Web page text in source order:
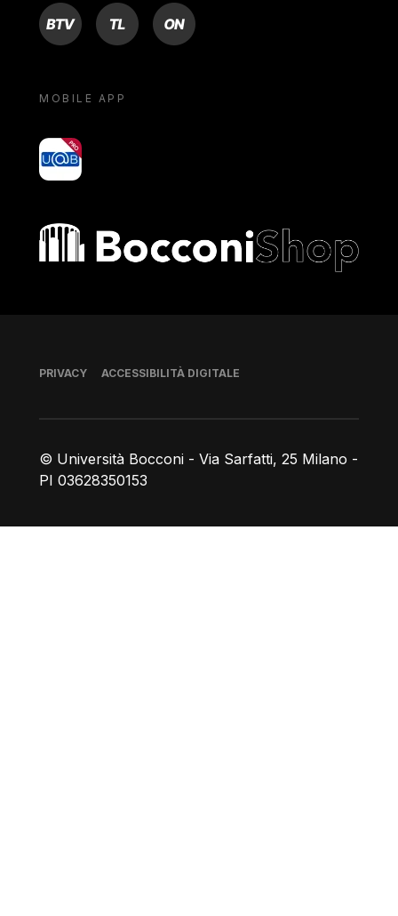
BTV TL ON
MOBILE APP
yoU@B
Bocconi shop
© Università Bocconi - Via Sarfatti, 25 Milano -
PI 03628350153
Piè di pagina
PRIVACY ACCESSIBILITÀ DIGITALE